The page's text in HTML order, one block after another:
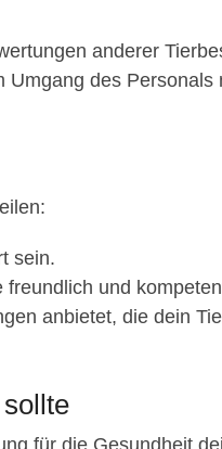
anderer
des Personals
sein.
freundlich und
anbietet, die dein